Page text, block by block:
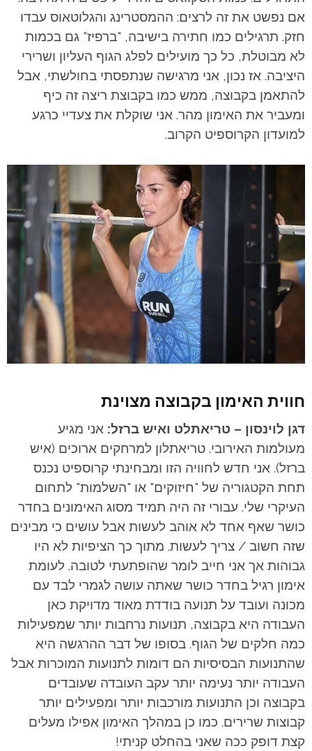
אם נפשט את זה לרצים: ההמסטרינג והגלוטאוס עבדו
חזק. תרגילים כמו חתירה בישיבה, "ברפיז" גם בכמות
לא מבוטלת, כל כך מועילים לפלג הגוף העליון ושרירי
היציבה. אז נכון, אני מרגישה שנתפסתי בחולשתי, אבל
להתאמן בקבוצה, ממש כמו בקבוצת ריצה זה כיף
ומעביר את האימון מהר. אני שוקלת את צעדיי כרגע
למועדון הקרוספיט הקרוב.
חווית האימון בקבוצה מצוינת
דגן לוינסון – טריאתלט ואיש ברזל: אני מגיע
מעולמות האירובי. טריאתלון למרחקים ארוכים (איש
ברזל). אני חדש לחוויה הזו ומבחינתי קרוספיט נכנס
תחת הקטגוריה של "חיזוקים" או "השלמות" לתחום
העיקרי שלי. עבורי זה היה תמיד מסוג האימונים בחדר
כושר שאף אחד לא אוהב לעשות אבל עושים כי מבינים
שזה חשוב / צריך לעשות. מתוך כך הציפיות לא היו
גבוהות אך אני חייב לומר שהופתעתי לטובה. לעומת
אימון רגיל בחדר כושר שאתה עושה לגמרי לבד עם
מכונה ועובד על תנועה בודדת מאוד מדויקת כאן
העבודה היא בקבוצה, תנועות נרחבות יותר שמפעילות
כמה חלקים של הגוף. בסופו של דבר ההרגשה היא
שהתנועות הבסיסיות הם דומות לתנועות המוכרות אבל
העבודה יותר נעימה יותר עקב העובדה שעובדים
בקבוצה וכן התנועות מורכבות יותר ומפעילים יותר
קבוצות שרירים. כמו כן במהלך האימון אפילו מעלים
קצת דופק ככה שאני בהחלט קניתי!